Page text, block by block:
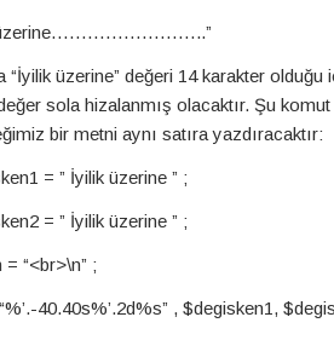
üzerine……………………..”
“İyilik üzerine” değeri 14 karakter
sola hizalanmış olacaktır. Şu
bir metni aynı satıra yazdıracaktır:
= ” İyilik üzerine ” ;
= ” İyilik üzerine ” ;
“<br>\n” ;
40.40s%’.2d%s” , $degisken1,